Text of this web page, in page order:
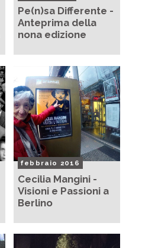
Pe(n)sa Differente -
Anteprima della
nona edizione
febbraio 2016
Cecilia Mangini -
Visioni e Passioni a
Berlino